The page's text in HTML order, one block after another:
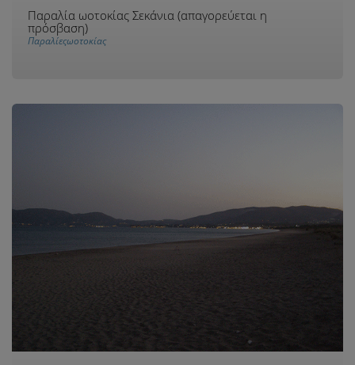
Παραλία ωοτοκίας Σεκάνια (απαγορεύεται η
πρόσβαση)
Παραλίεςωοτοκίας